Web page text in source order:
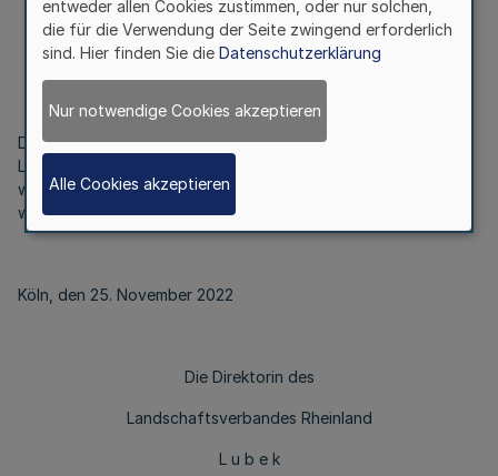
Vom 25. November 2022
Die Tagesordnung der 6. Sitzung der 15.
Landschaftsversammlung Rheinland ist im Internet unter
www.bekanntmachungen.lvr.de öffentlich bekannt gemacht
worden.
Köln, den 25. November 2022
Die Direktorin des
Landschaftsverbandes Rheinland
L u b e k
entweder allen Cookies zustimmen, oder nur solchen,
die für die Verwendung der Seite zwingend erforderlich
sind. Hier finden Sie die Datenschutzerklärung
Nur notwendige Cookies akzeptieren
Alle Cookies akzeptieren